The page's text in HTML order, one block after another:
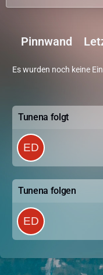
Pinnwand
Es wurden noch keine
Tunena folgt
Tunena folgen